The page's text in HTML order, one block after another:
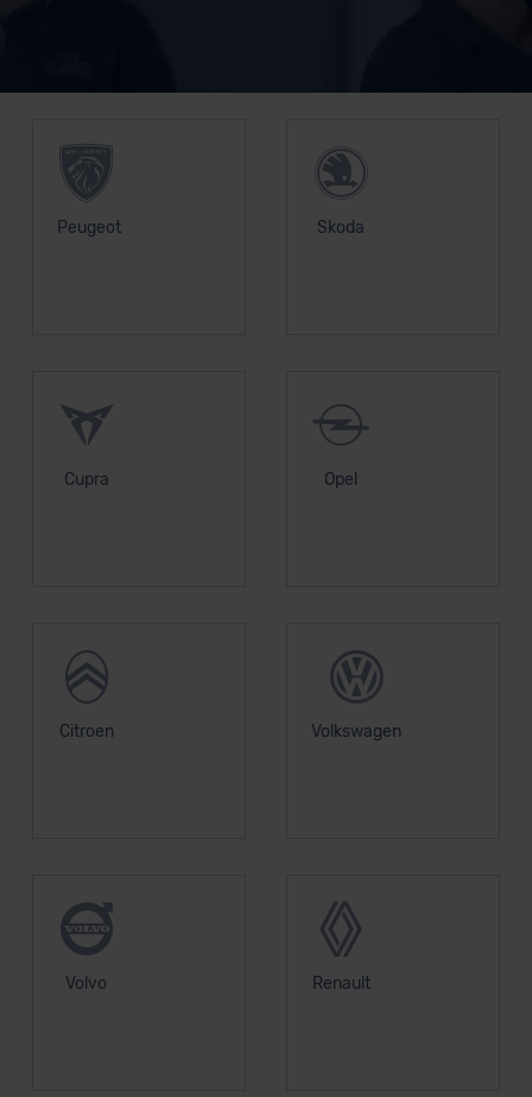
Peugeot Skoda
Cupra Opel
Citroen Volkswagen
Volvo Renault